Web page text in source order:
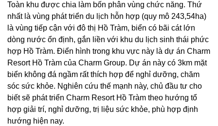
Toàn khu được chia làm bốn phân vùng chức năng. Thứ
nhất là vùng phát triển du lịch hỗn hợp (quy mô 243,54ha)
là vùng tiếp cận với đô thị Hồ Tràm, biển có bãi cát lớn
dòng nước ổn định, gắn liền với khu du lịch sinh thái phức
hợp Hồ Tràm. Điển hình trong khu vực này là dự án Charm
Resort Hồ Tràm của Charm Group. Dự án này có 3km mặt
biển không đá ngầm rất thích hợp để nghỉ dưỡng, chăm
sóc sức khỏe. Nghiên cứu thế mạnh này, chủ đầu tư cho
biết sẽ phát triển Charm Resort Hồ Tràm theo hướng tổ
hợp giải trí, nghỉ dưỡng, trị liệu sức khỏe, phù hợp định
hướng hiện nay.